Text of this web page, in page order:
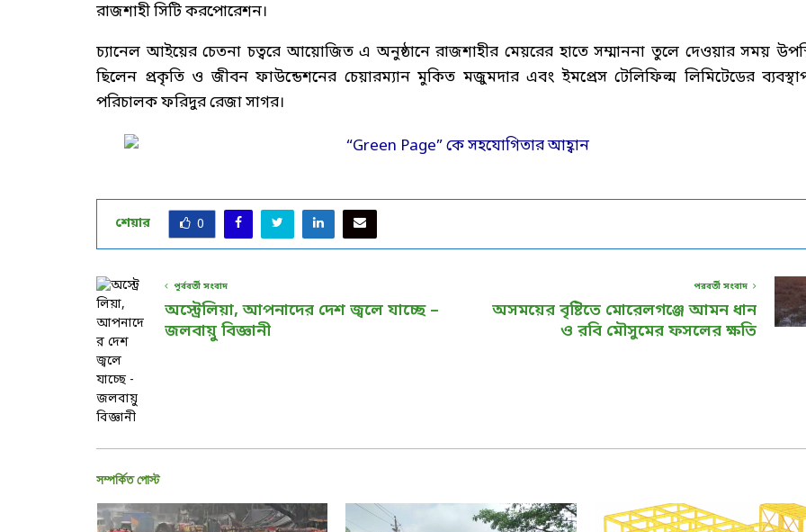
রাজশাহী সিটি করপোরেশন।
চ্যানেল আইয়ের চেতনা চত্বরে আয়োজিত এ অনুষ্ঠানে রাজশাহীর মেয়রের হাতে সম্মাননা তুলে দেওয়ার সময়
ছিলেন প্রকৃতি ও জীবন ফাউন্ডেশনের চেয়ারম্যান মুকিত মজুমদার এবং ইমপ্রেস টেলিফিল্ম লিমিটেডের
পরিচালক ফরিদুর রেজা সাগর।
শেয়ার 0
পূর্ববর্তী সংবাদ
অস্ট্রেলিয়া, আপনাদের দেশ জ্বলে যাচ্ছে –
জলবায়ু বিজ্ঞানী
পরবর্তী সংবাদ
অসময়ের বৃষ্টিতে মোরেলগঞ্জে আমন ধান
ও রবি মৌসুমের ফসলের ক্ষতি
সম্পর্কিত পোস্ট